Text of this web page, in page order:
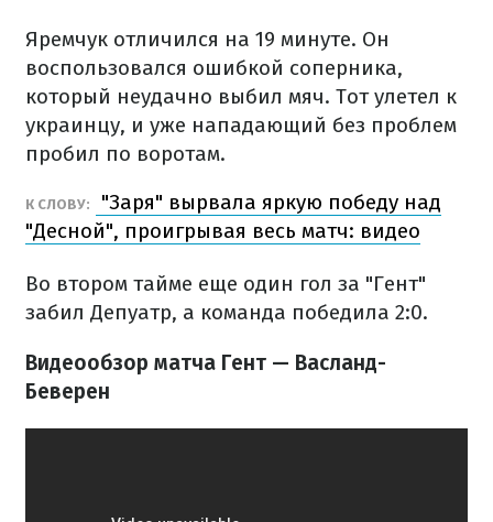
Яремчук отличился на 19 минуте. Он
воспользовался ошибкой соперника,
который неудачно выбил мяч. Тот улетел к
украинцу, и уже нападающий без проблем
пробил по воротам.
К СЛОВУ:
"Заря" вырвала яркую победу над
"Десной", проигрывая весь матч: видео
Во втором тайме еще один гол за "Гент"
забил Депуатр, а команда победила 2:0.
Видеообзор матча Гент — Васланд-
Беверен